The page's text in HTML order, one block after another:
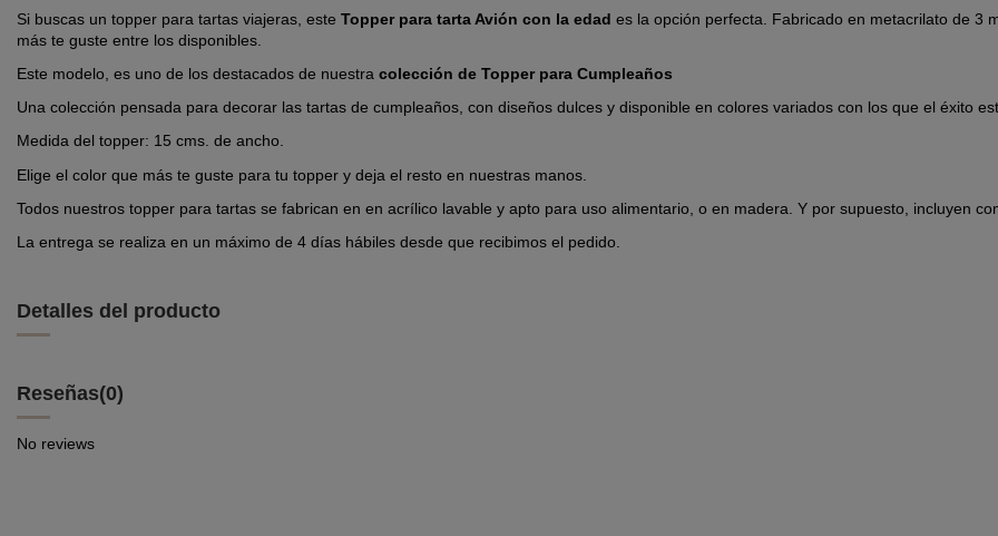
Si buscas un topper para tartas viajeras, este Topper para tarta Avión con la edad es la opción perfecta. Fabricado en metacrilato de 3
más te guste entre los disponibles.
Este modelo, es uno de los destacados de nuestra colección de Topper para Cumpleaños
Una colección pensada para decorar las tartas de cumpleaños, con diseños dulces y disponible en colores variados con los que el éxito
Medida del topper: 15 cms. de ancho.
Elige el color que más te guste para tu topper y deja el resto en nuestras manos.
Todos nuestros topper para tartas se fabrican en en acrílico lavable y apto para uso alimentario, o en madera. Y por supuesto, incluyen
La entrega se realiza en un máximo de 4 días hábiles desde que recibimos el pedido.
Detalles del producto
Reseñas(0)
No reviews